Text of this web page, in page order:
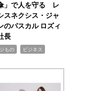
」で人を守る レ
スネクシス・ジャ
のパスカル ロズィ
長
もの ビジネス